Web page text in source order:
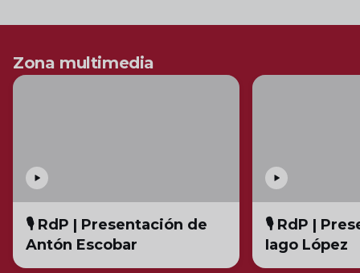
Zona multimedia
🎙️ RdP | Presentación de
Antón Escobar
🎙️ RdP |
Iago López